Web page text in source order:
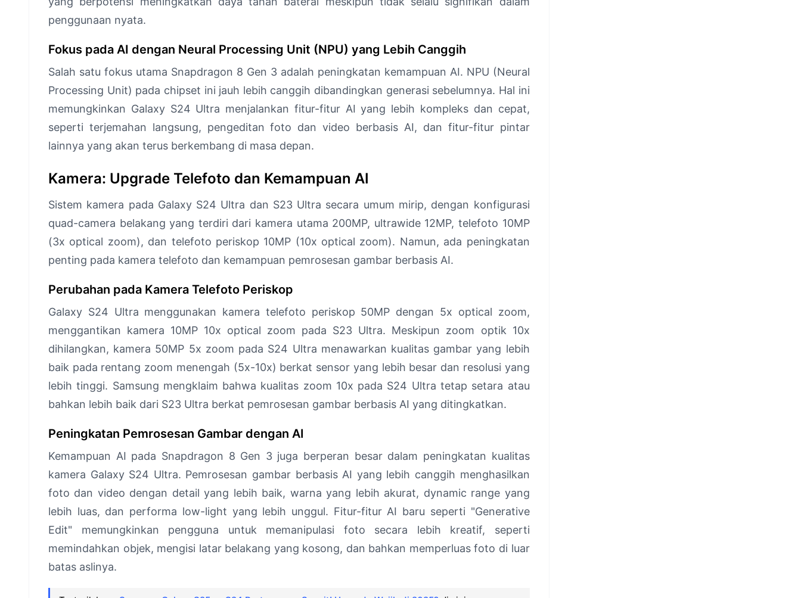
penggunaan nyata.
Fokus pada AI dengan Neural Processing Unit (NPU) yang Lebih Canggih
Salah satu fokus utama Snapdragon 8 Gen 3 adalah peningkatan kemampuan AI. NPU (Neural
Processing Unit) pada chipset ini jauh lebih canggih dibandingkan generasi sebelumnya. Hal ini
memungkinkan Galaxy S24 Ultra menjalankan fitur-fitur AI yang lebih kompleks dan cepat,
seperti terjemahan langsung, pengeditan foto dan video berbasis AI, dan fitur-fitur pintar
lainnya yang akan terus berkembang di masa depan.
Kamera: Upgrade Telefoto dan Kemampuan AI
Sistem kamera pada Galaxy S24 Ultra dan S23 Ultra secara umum mirip, dengan konfigurasi
quad-camera belakang yang terdiri dari kamera utama 200MP, ultrawide 12MP, telefoto 10MP
(3x optical zoom), dan telefoto periskop 10MP (10x optical zoom). Namun, ada peningkatan
penting pada kamera telefoto dan kemampuan pemrosesan gambar berbasis AI.
Perubahan pada Kamera Telefoto Periskop
Galaxy S24 Ultra menggunakan kamera telefoto periskop 50MP dengan 5x optical zoom,
menggantikan kamera 10MP 10x optical zoom pada S23 Ultra. Meskipun zoom optik 10x
dihilangkan, kamera 50MP 5x zoom pada S24 Ultra menawarkan kualitas gambar yang lebih
baik pada rentang zoom menengah (5x-10x) berkat sensor yang lebih besar dan resolusi yang
lebih tinggi. Samsung mengklaim bahwa kualitas zoom 10x pada S24 Ultra tetap setara atau
bahkan lebih baik dari S23 Ultra berkat pemrosesan gambar berbasis AI yang ditingkatkan.
Peningkatan Pemrosesan Gambar dengan AI
Kemampuan AI pada Snapdragon 8 Gen 3 juga berperan besar dalam peningkatan kualitas
kamera Galaxy S24 Ultra. Pemrosesan gambar berbasis AI yang lebih canggih menghasilkan
foto dan video dengan detail yang lebih baik, warna yang lebih akurat, dynamic range yang
lebih luas, dan performa low-light yang lebih unggul. Fitur-fitur AI baru seperti "Generative
Edit" memungkinkan pengguna untuk memanipulasi foto secara lebih kreatif, seperti
memindahkan objek, mengisi latar belakang yang kosong, dan bahkan memperluas foto di luar
batas aslinya.